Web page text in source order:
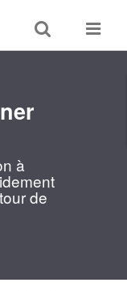
Toggle
search
Toggle
à
de